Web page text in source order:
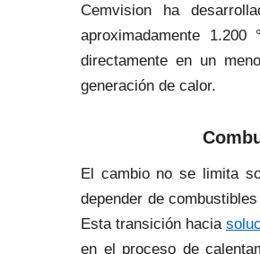
Cemvision ha
aproximadamente
directamente en un
generación de calor.
El cambio no se limita
depender de
Esta transición hacia
en el proceso de